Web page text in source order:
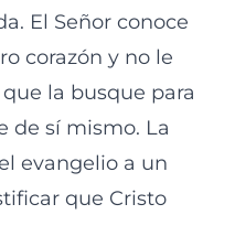
El Señor conoce
corazón y no le
la busque para
de sí mismo. La
evangelio a un
que Cristo